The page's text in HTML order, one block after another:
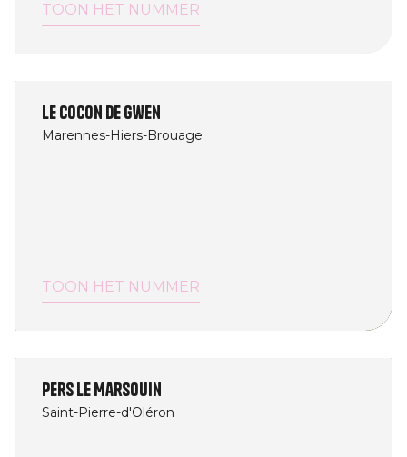
TOON HET NUMMER
Le cocon de Gwen
Marennes-Hiers-Brouage
TOON HET NUMMER
Pers Le Marsouin
Saint-Pierre-d'Oléron